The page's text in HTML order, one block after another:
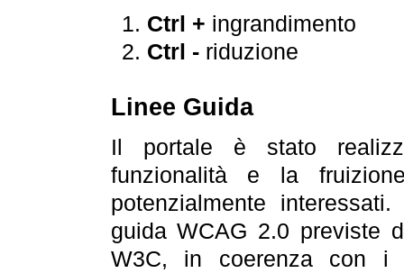
Ctrl + ingrandimento
Ctrl -riduzione
Linee Guida
Il portale è stato
funzionalità e la
potenzialmente
guida WCAG 2.0 previste
W3C, in coerenza con i